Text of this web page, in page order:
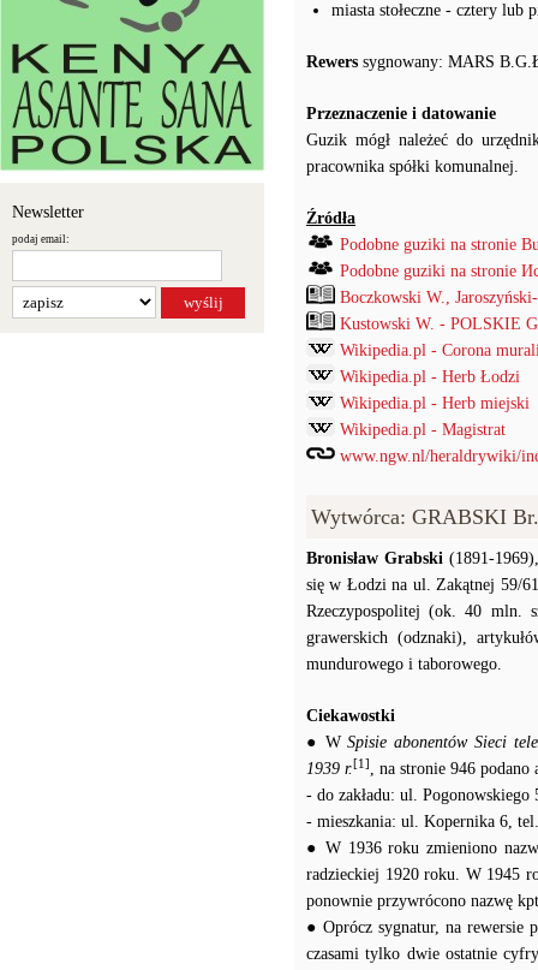
Newsletter
podaj email:
miasta stołeczne - cztery lub
Rewers sygnowany: MARS
Przeznaczenie i datowanie
Guzik mógł należeć do
pracownika spółki komunalnej.
Źródła
Podobne guziki na stronie
Podobne guziki na stronie
Boczkowski W.,
Kustowski W. - POLSKIE
Wikipedia.pl - Corona
Wikipedia.pl - Herb Łodzi
Wikipedia.pl - Herb miejski
Wikipedia.pl - Magistrat
www.ngw.nl/heraldrywiki/
Wytwórca: GRABSKI
Bronisław Grabski(1891-1969),
się w Łodzi na ul. Zakątnej 59/
Rzeczypospolitej (ok. 40 mln.
grawerskich (odznaki),
mundurowego i taborowego.
Ciekawostki
● WSpisie abonentów Sieci
1939 r.[1] , na stronie 946 podano
- do zakładu: ul.
- mieszkania: ul. Kopernika 6,
● W 1936 roku zmieniono
radzieckiej 1920 roku. W 1945
ponownie przywrócono nazwę
● Oprócz sygnatur, na rewersie
czasami tylko dwie ostatnie